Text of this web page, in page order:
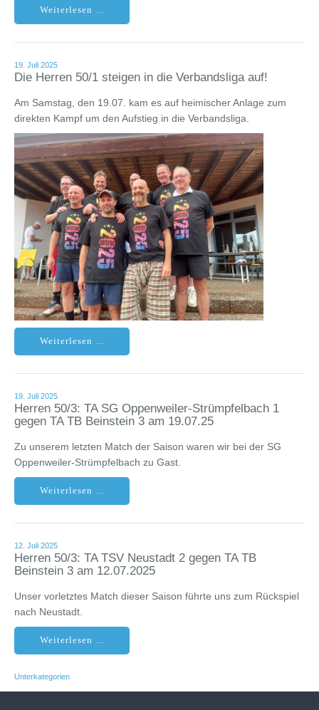
Weiterlesen ...
19. Juli 2025
Die Herren 50/1 steigen in die Verbandsliga auf!
Am Samstag, den 19.07. kam es auf heimischer Anlage zum
direkten Kampf um den Aufstieg in die Verbandsliga.
Weiterlesen ...
19. Juli 2025
Herren 50/3: TA SG Oppenweiler-Strümpfelbach 1
gegen TA TB Beinstein 3 am 19.07.25
Zu unserem letzten Match der Saison waren wir bei der SG
Oppenweiler-Strümpfelbach zu Gast.
Weiterlesen ...
12. Juli 2025
Herren 50/3: TA TSV Neustadt 2 gegen TA TB
Beinstein 3 am 12.07.2025
Unser vorletztes Match dieser Saison führte uns zum Rückspiel
nach Neustadt.
Weiterlesen ...
Unterkategorien